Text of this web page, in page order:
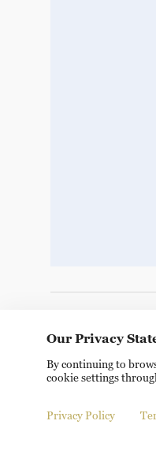
Copyright © 2024
Our Privacy
By continuing to
cookie settings
Privacy Policy